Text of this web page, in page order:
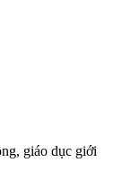
giáo dục giới